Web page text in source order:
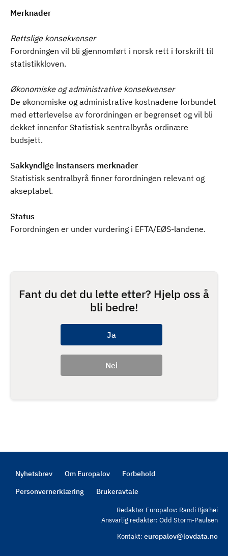
Merknader
Rettslige konsekvenser
Forordningen vil bli gjennomført i norsk rett i forskrift til
statistikkloven.
Økonomiske og administrative konsekvenser
De økonomiske og administrative kostnadene forbundet
med etterlevelse av forordningen er begrenset og vil bli
dekket innenfor Statistisk sentralbyrås ordinære
budsjett.
Sakkyndige instansers merknader
Statistisk sentralbyrå finner forordningen relevant og
akseptabel.
Status
Forordningen er under vurdering i EFTA/EØS-landene.
Fant du det du lette etter? Hjelp oss å
bli bedre!
Footer
Nyhetsbrev Om Europalov
Forbehold
Personvernerklæring
Brukeravtale
Redaktør Europalov: Randi Bjørhei
Ansvarlig redaktør: Odd Storm-Paulsen
Kontakt: europalov@lovdata.no